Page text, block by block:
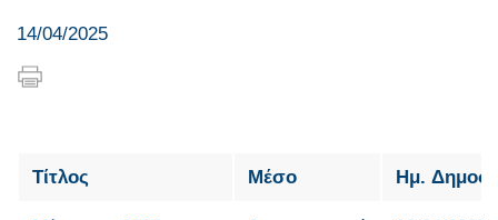
14/04/2025
Τίτλος Μέσο Ημ.